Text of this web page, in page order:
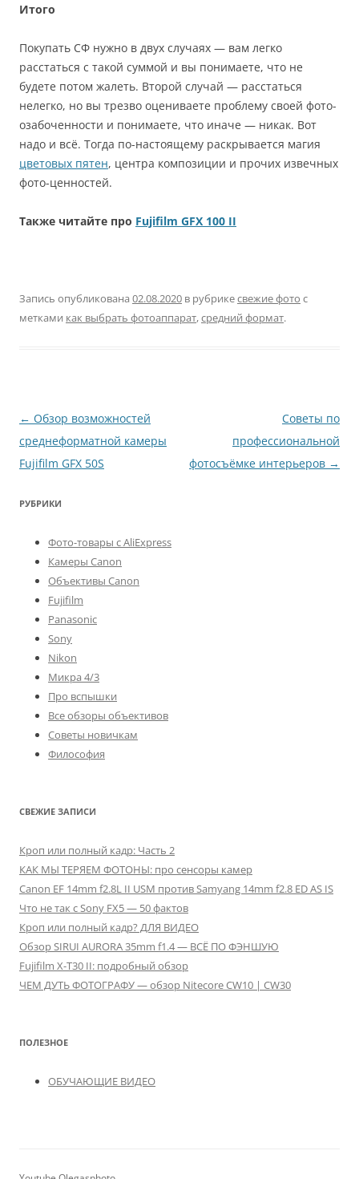
Итого
Покупать СФ нужно в двух случаях — вам легко
расстаться с такой суммой и вы понимаете, что не
будете потом жалеть. Второй случай — расстаться
нелегко, но вы трезво оцениваете проблему своей фото-
озабоченности и понимаете, что иначе — никак. Вот
надо и всё. Тогда по-настоящему раскрывается магия
цветовых пятен, центра композиции и прочих извечных
фото-ценностей.
Также читайте про Fujifilm GFX 100 II
Запись опубликована 02.08.2020 в рубрикесвежие фото с
метками как выбрать фотоаппарат,средний формат.
Навигация
по
записям
← Обзор возможностей
среднеформатной камеры
Fujifilm GFX 50S
Советы по
профессиональной
фотосъёмке интерьеров →
РУБРИКИ
Фото-товары с AliExpress
Камеры Canon
Объективы Canon
Fujifilm
Panasonic
Sony
Nikon
Микра 4/3
Про вспышки
Все обзоры объективов
Советы новичкам
Философия
СВЕЖИЕ ЗАПИСИ
Кроп или полный кадр: Часть 2
КАК МЫ ТЕРЯЕМ ФОТОНЫ: про сенсоры камер
Canon EF 14mm f2.8L II USM против Samyang 14mm f2.8 ED AS IS
Что не так с Sony FX5 — 50 фактов
Кроп или полный кадр? ДЛЯ ВИДЕО
Обзор SIRUI AURORA 35mm f1.4 — ВСЁ ПО ФЭНШУЮ
Fujifilm X-T30 II: подробный обзор
ЧЕМ ДУТЬ ФОТОГРАФУ — обзор Nitecore CW10 | CW30
ПОЛЕЗНОЕ
ОБУЧАЮЩИЕ ВИДЕО